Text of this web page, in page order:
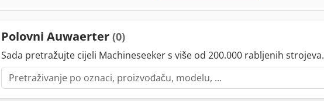
Polovni Auwaerter (0)
Sada pretražujte cijeli Machineseeker s više od 200.000 rabljenih strojeva.